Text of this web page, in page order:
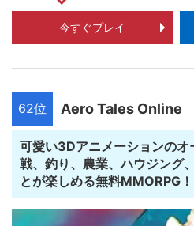
今すぐプレイ
62位 Aero Tales Online
可愛い3Dアニメーションのオ
戦、釣り、農業、ハウジング
とが楽しめる無料MMORPG！